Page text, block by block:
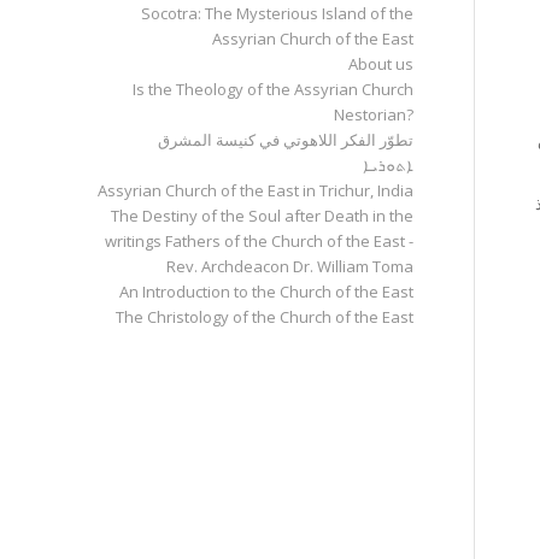
Socotra: The Mysterious Island of the
Assyrian Church of the East
About us
Is the Theology of the Assyrian Church
Nestorian?
تطوّر الفكر اللاهوتي في كنيسة المشرق
ܐܬܘܪܝܐ
Assyrian Church of the East in Trichur, India
The Destiny of the Soul after Death in the
writings Fathers of the Church of the East -
Rev. Archdeacon Dr. William Toma
An Introduction to the Church of the East
The Christology of the Church of the East